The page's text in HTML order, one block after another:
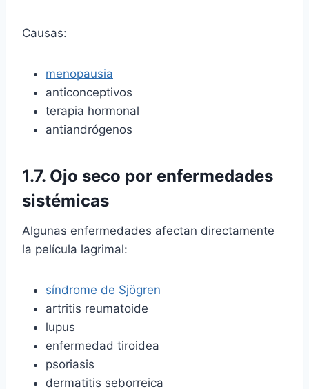
Causas:
menopausia
anticonceptivos
terapia hormonal
antiandrógenos
1.7. Ojo seco por enfermedades
sistémicas
Algunas enfermedades afectan directamente
la película lagrimal:
síndrome de Sjögren
artritis reumatoide
lupus
enfermedad tiroidea
psoriasis
dermatitis seborreica